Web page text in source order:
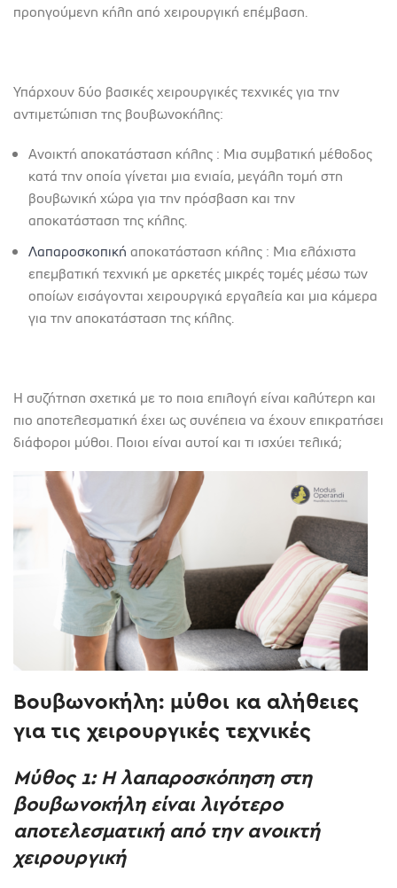
προηγούμενη κήλη από χειρουργική επέμβαση.
Υπάρχουν δύο βασικές χειρουργικές τεχνικές για την
αντιμετώπιση της βουβωνοκήλης:
Ανοικτή αποκατάσταση κήλης : Μια συμβατική μέθοδος
κατά την οποία γίνεται μια ενιαία, μεγάλη τομή στη
βουβωνική χώρα για την πρόσβαση και την
αποκατάσταση της κήλης.
Λαπαροσκοπική αποκατάσταση κήλης : Μια ελάχιστα
επεμβατική τεχνική με αρκετές μικρές τομές μέσω των
οποίων εισάγονται χειρουργικά εργαλεία και μια κάμερα
για την αποκατάσταση της κήλης.
Η συζήτηση σχετικά με το ποια επιλογή είναι καλύτερη και
πιο αποτελεσματική έχει ως συνέπεια να έχουν επικρατήσει
διάφοροι μύθοι. Ποιοι είναι αυτοί και τι ισχύει τελικά;
Βουβωνοκήλη: μύθοι κα αλήθειες
για τις χειρουργικές τεχνικές
Μύθος 1: Η λαπαροσκόπηση στη
βουβωνοκήλη είναι λιγότερο
αποτελεσματική από την ανοικτή
χειρουργική